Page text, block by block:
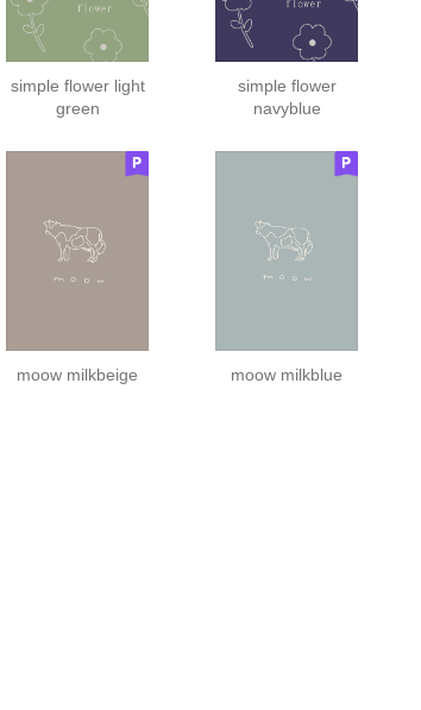
simple flower light
green
simple flower
navyblue
moow milkbeige moow milkblue